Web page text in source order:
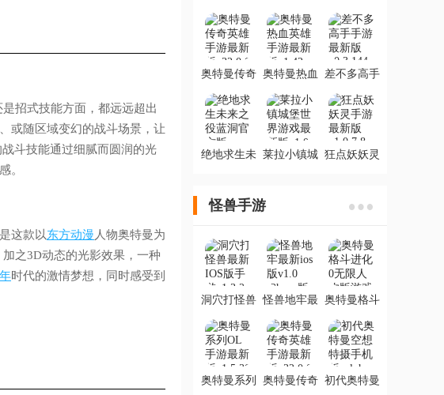
招式技能方面，都远远超出
或随区域变幻的战斗场景，让
斗技能通过细腻而圆润的光
。
这款以东方动漫 人物奥特曼为
加之3D动态的光影效果，一种
时代的激情梦想，同时感受到
版
版
奥特曼传奇
新版
奥特曼热血
新版
差不多高手
绝地求生未 莱拉小镇城 狂点妖妖灵
怪兽手游
洞穴打怪兽
手游
怪兽地牢最 奥特曼格斗
物版游戏
奥特曼系列
奥特曼传奇 初代奥特曼